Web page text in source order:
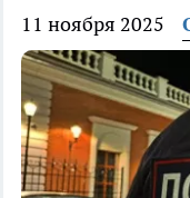
11 ноября 2025